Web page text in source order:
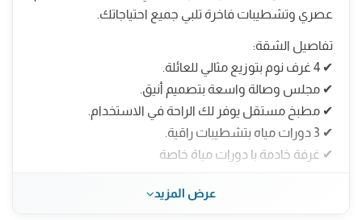
عصري وتشطيبات فاخرة تلبي جميع احتياجاتك.
تفاصيل الشقة:
✔ 4 غرف نوم بتوزيع مثالي للعائلة.
✔ مجلس وصالة واسعة بتصميم أنيق.
✔ مطبخ مستقل يوفر لك الراحة في الاستخدام.
✔ 3 دورات مياه بتشطيبات راقية.
✔ غرفة خادمة با دورات مياة خاصة
عرض المزيد